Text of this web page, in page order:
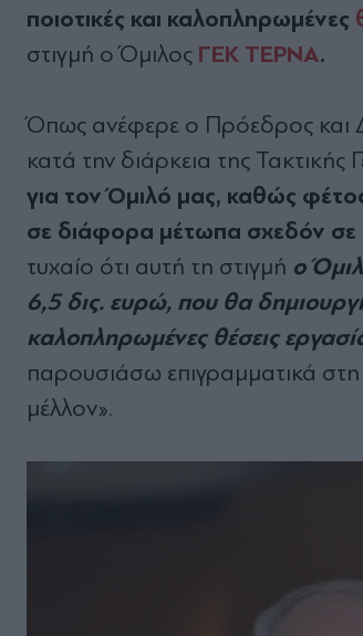
ποιοτικές και καλοπληρωμένες
στιγμή ο Όμιλος ΓΕΚ ΤΕΡΝΑ.
Όπως ανέφερε ο Πρόεδρος και
κατά την διάρκεια της Τακτικής
για τον Όμιλό μας, καθώς
σε διάφορα μέτωπα σχεδόν σε
τυχαίο ότι αυτή τη στιγμή ο
6,5 δις. ευρώ, που θα
καλοπληρωμένες θέσεις
παρουσιάσω επιγραμματικά στη
μέλλον».